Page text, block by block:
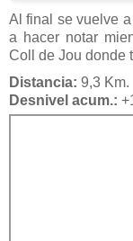
Al final se vuelve
a hacer notar
Coll de Jou donde
Distancia: 9,3 Km.
Desnivel acum.: